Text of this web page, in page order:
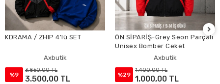
KDRAMA / ZHIP 4'lü SET
Axbutik
%9
3.850,00 TL
3.500,00 TL
ÖN SİPARİŞ-Grey Seon Parçalı
Unisex Bomber Ceket
Axbutik
%29
1.400,00 TL
1.000,00 TL